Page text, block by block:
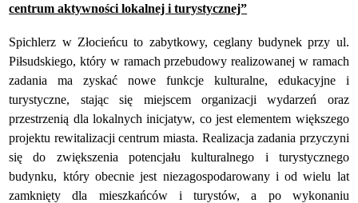
centrum aktywności lokalnej i turystycznej”
Spichlerz w Złocieńcu to zabytkowy, ceglany budynek przy ul.
Piłsudskiego, który w ramach przebudowy realizowanej w ramach
zadania ma zyskać nowe funkcje kulturalne, edukacyjne i
turystyczne, stając się miejscem organizacji wydarzeń oraz
przestrzenią dla lokalnych inicjatyw, co jest elementem większego
projektu rewitalizacji centrum miasta. Realizacja zadania przyczyni
się do zwiększenia potencjału kulturalnego i turystycznego
budynku, który obecnie jest niezagospodarowany i od wielu lat
zamknięty dla mieszkańców i turystów, a po wykonaniu